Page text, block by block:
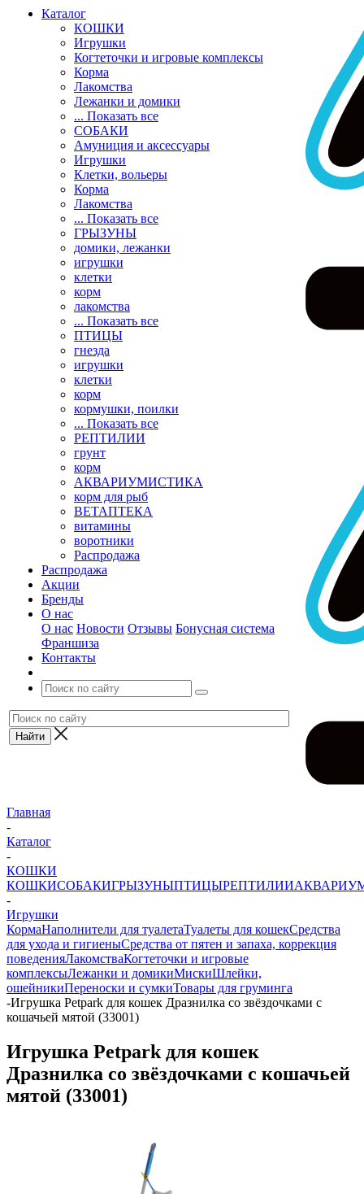
Каталог
КОШКИ
Игрушки
Когтеточки и игровые комплексы
Корма
Лакомства
Лежанки и домики
... Показать все
СОБАКИ
Амуниция и аксессуары
Игрушки
Клетки, вольеры
Корма
Лакомства
... Показать все
ГРЫЗУНЫ
домики, лежанки
игрушки
клетки
корм
лакомства
... Показать все
ПТИЦЫ
гнезда
игрушки
клетки
корм
кормушки, поилки
... Показать все
РЕПТИЛИИ
грунт
корм
АКВАРИУМИСТИКА
корм для рыб
ВЕТАПТЕКА
витамины
воротники
Распродажа
Распродажа
Акции
Бренды
О нас
О нас Новости Отзывы Бонусная система
Франшиза
Контакты
Главная
-
Каталог
-
КОШКИ
КОШКИСОБАКИГРЫЗУНЫПТИЦЫРЕПТИЛИИ
-
Игрушки
КормаНаполнители для туалетаТуалеты для кошекСредства
для ухода и гигиеныСредства от пятен и запаха, коррекция
поведенияЛакомстваКогтеточки и игровые
комплексыЛежанки и домикиМискиШлейки,
ошейникиПереноски и сумкиТовары для груминга
-Игрушка Petpark для кошек Дразнилка со звёздочками с
кошачьей мятой (33001)
Игрушка Petpark для кошек
Дразнилка со звёздочками с кошачьей
мятой (33001)